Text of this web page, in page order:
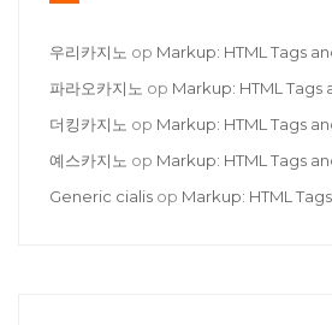
우리카지노 op Markup: HTML Tags
파라오카지노 op Markup: HTML
더킹카지노 op Markup: HTML Tags
예스카지노 op Markup: HTML Tags
Generic cialis op Markup: HTML